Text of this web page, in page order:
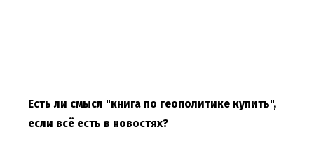
Есть ли смысл "книга по геополитике купить",
если всё есть в новостях?